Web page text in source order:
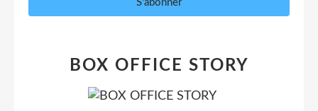
BOX OFFICE STORY